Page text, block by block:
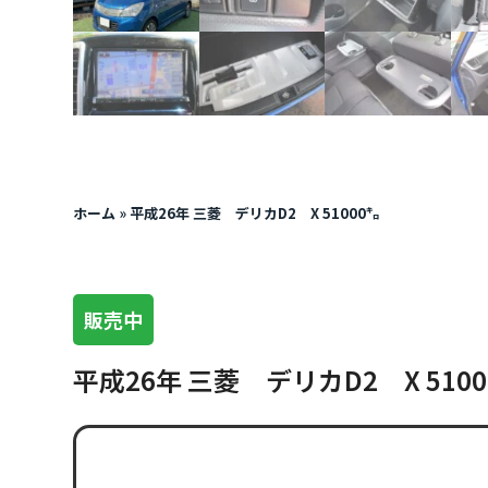
ホーム » 平成26年 三菱 デリカD2 X 51000㌔
販売中
平成26年 三菱 デリカD2 X